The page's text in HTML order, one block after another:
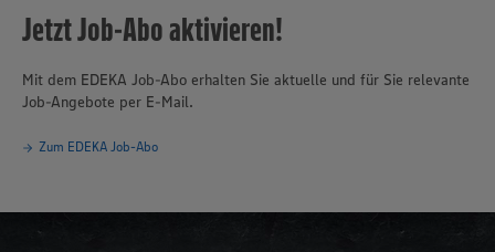
Jetzt Job-Abo aktivieren!
Mit dem EDEKA Job-Abo erhalten Sie aktuelle und für Sie relevante
Job-Angebote per E-Mail.
Zum EDEKA Job-Abo